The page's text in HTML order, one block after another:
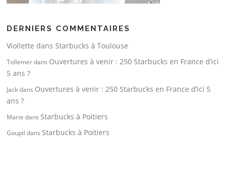
DERNIERS COMMENTAIRES
Viollette dans Starbucks à Toulouse
Tollemerdans Ouvertures à venir : 250 Starbucks en France d’ici
5 ans ?
Jackdans Ouvertures à venir : 250 Starbucks en France d’ici 5
ans ?
Marie dans Starbucks à Poitiers
Goupil dans Starbucks à Poitiers